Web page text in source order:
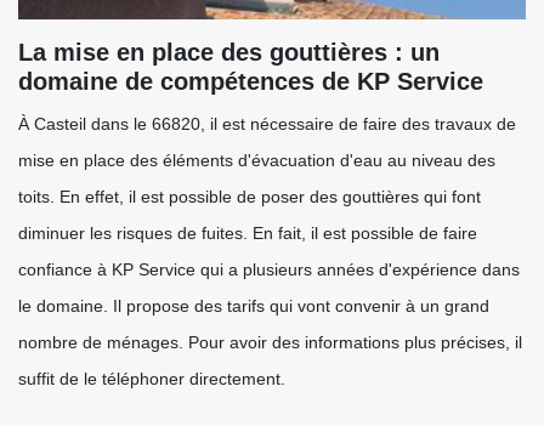
La mise en place des gouttières : un
domaine de compétences de KP Service
À Casteil dans le 66820, il est nécessaire de faire des travaux de
mise en place des éléments d'évacuation d'eau au niveau des
toits. En effet, il est possible de poser des gouttières qui font
diminuer les risques de fuites. En fait, il est possible de faire
confiance à KP Service qui a plusieurs années d'expérience dans
le domaine. Il propose des tarifs qui vont convenir à un grand
nombre de ménages. Pour avoir des informations plus précises, il
suffit de le téléphoner directement.